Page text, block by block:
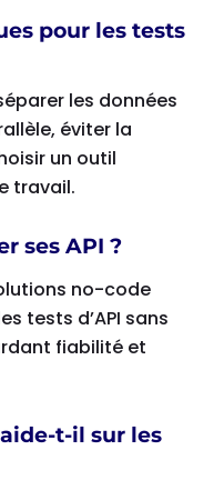
pour les tests
les données
éviter la
un outil
travail.
ses API ?
no-code
tests d’API sans
fiabilité et
t-il sur les